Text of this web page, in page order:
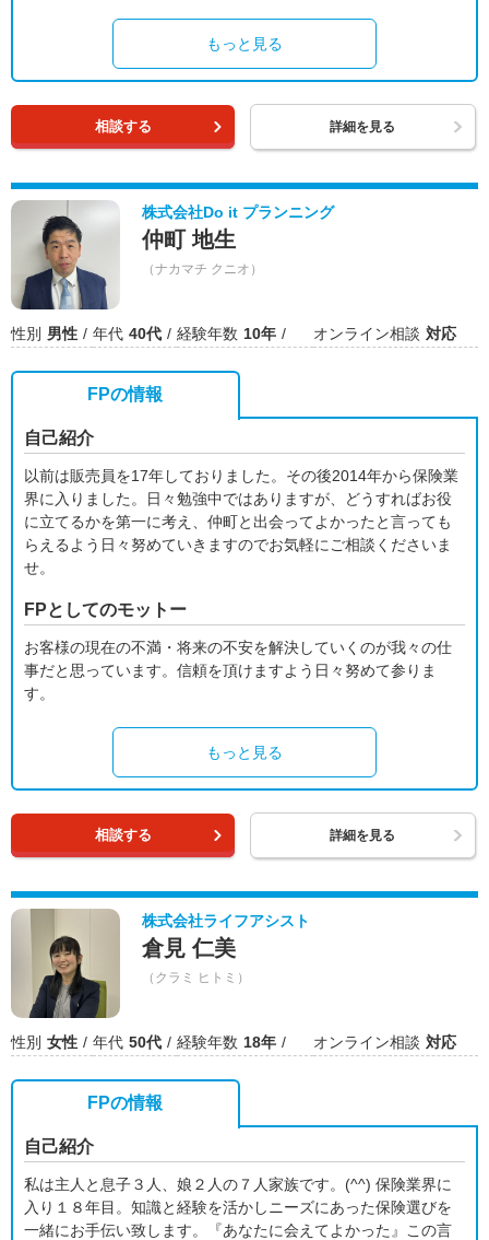
もっと見る
相談する 詳細を見る
株式会社Do it プランニング
仲町 地生
（ナカマチ クニオ）
性別 男性 年代 40代 経験年数 10年 オンライン相談 対応
FPの情報
自己紹介
以前は販売員を17年しておりました。その後2014年から保険業
界に入りました。日々勉強中ではありますが、どうすればお役
に立てるかを第一に考え、仲町と出会ってよかったと言っても
らえるよう日々努めていきますのでお気軽にご相談くださいま
せ。
FPとしてのモットー
お客様の現在の不満・将来の不安を解決していくのが我々の仕
事だと思っています。信頼を頂けますよう日々努めて参りま
す。
もっと見る
相談する 詳細を見る
株式会社ライフアシスト
倉見 仁美
（クラミ ヒトミ）
性別 女性 年代 50代 経験年数 18年 オンライン相談 対応
FPの情報
自己紹介
私は主人と息子３人、娘２人の７人家族です。(^^) 保険業界に
入り１８年目。知識と経験を活かしニーズにあった保険選びを
一緒にお手伝い致します。『あなたに会えてよかった』この言